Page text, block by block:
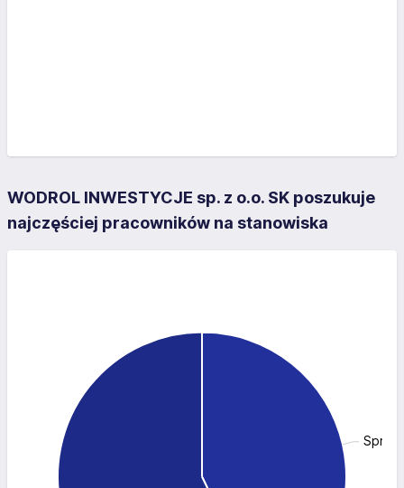
WODROL INWESTYCJE sp. z o.o. SK poszukuje
najczęściej pracowników na stanowiska